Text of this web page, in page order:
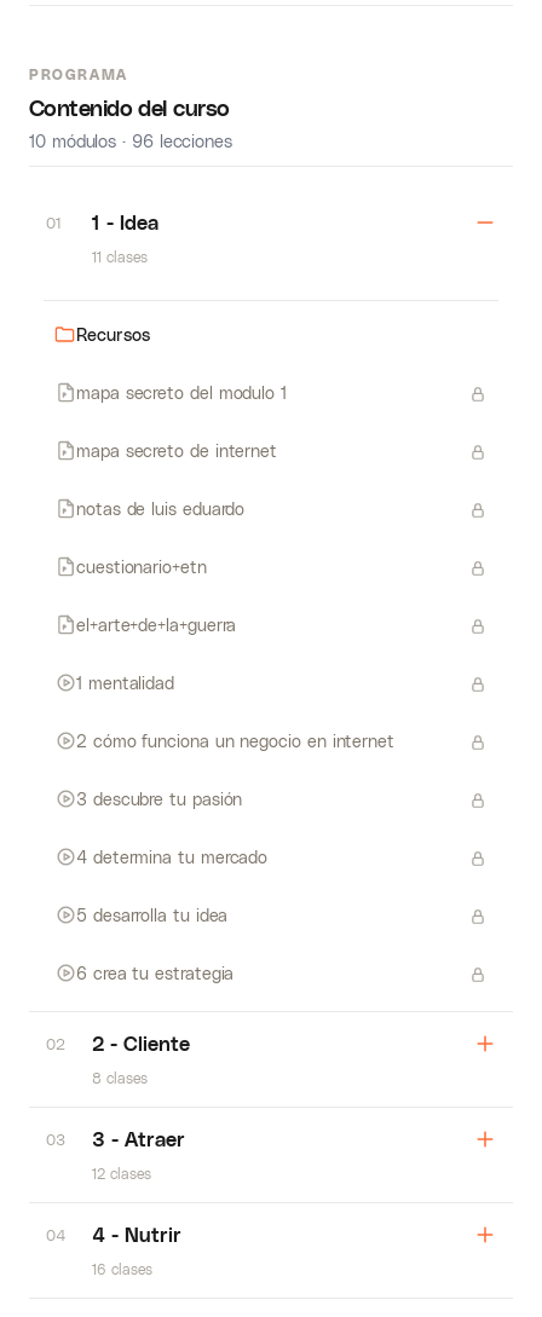
PROGRAMA
Contenido del curso
10 módulos · 96 lecciones
01 1 - Idea
11 clases
Recursos
mapa secreto del modulo 1
mapa secreto de internet
notas de luis eduardo
cuestionario+etn
el+arte+de+la+guerra
1 mentalidad
2 cómo funciona un negocio en internet
3 descubre tu pasión
4 determina tu mercado
5 desarrolla tu idea
6 crea tu estrategia
02 2 - Cliente
8 clases
03 3 - Atraer
12 clases
04 4 - Nutrir
16 clases